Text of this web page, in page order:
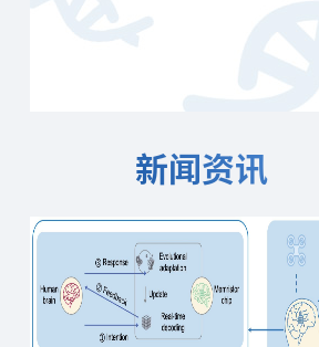
新闻资讯